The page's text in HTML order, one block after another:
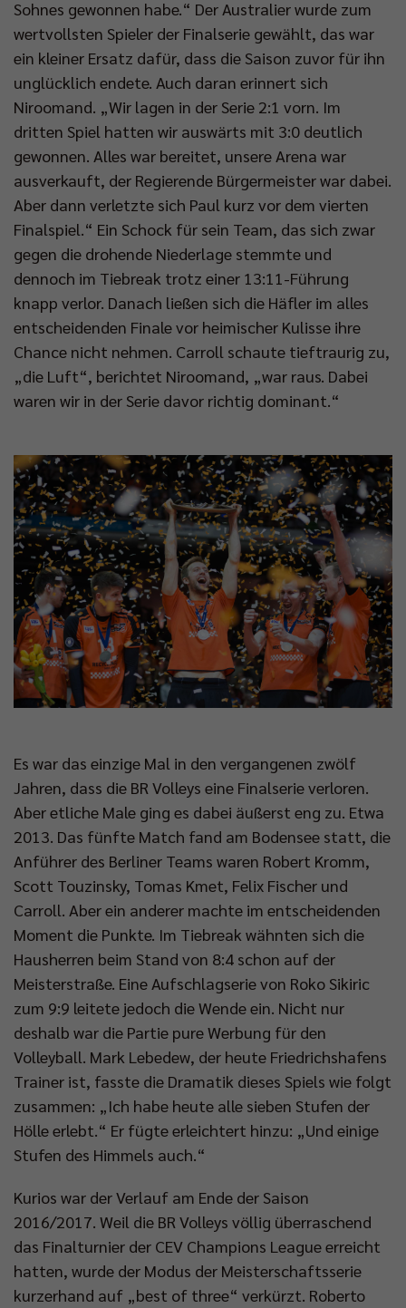
Sohnes gewonnen habe.“ Der Australier wurde zum
wertvollsten Spieler der Finalserie gewählt, das war
ein kleiner Ersatz dafür, dass die Saison zuvor für ihn
unglücklich endete. Auch daran erinnert sich
Niroomand. „Wir lagen in der Serie 2:1 vorn. Im
dritten Spiel hatten wir auswärts mit 3:0 deutlich
gewonnen. Alles war bereitet, unsere Arena war
ausverkauft, der Regierende Bürgermeister war dabei.
Aber dann verletzte sich Paul kurz vor dem vierten
Finalspiel.“ Ein Schock für sein Team, das sich zwar
gegen die drohende Niederlage stemmte und
dennoch im Tiebreak trotz einer 13:11-Führung
knapp verlor. Danach ließen sich die Häfler im alles
entscheidenden Finale vor heimischer Kulisse ihre
Chance nicht nehmen. Carroll schaute tieftraurig zu,
„die Luft“, berichtet Niroomand, „war raus. Dabei
waren wir in der Serie davor richtig dominant.“
Es war das einzige Mal in den vergangenen zwölf
Jahren, dass die BR Volleys eine Finalserie verloren.
Aber etliche Male ging es dabei äußerst eng zu. Etwa
2013. Das fünfte Match fand am Bodensee statt, die
Anführer des Berliner Teams waren Robert Kromm,
Scott Touzinsky, Tomas Kmet, Felix Fischer und
Carroll. Aber ein anderer machte im entscheidenden
Moment die Punkte. Im Tiebreak wähnten sich die
Hausherren beim Stand von 8:4 schon auf der
Meisterstraße. Eine Aufschlagserie von Roko Sikiric
zum 9:9 leitete jedoch die Wende ein. Nicht nur
deshalb war die Partie pure Werbung für den
Volleyball. Mark Lebedew, der heute Friedrichshafens
Trainer ist, fasste die Dramatik dieses Spiels wie folgt
zusammen: „Ich habe heute alle sieben Stufen der
Hölle erlebt.“ Er fügte erleichtert hinzu: „Und einige
Stufen des Himmels auch.“
Kurios war der Verlauf am Ende der Saison
2016/2017. Weil die BR Volleys völlig überraschend
das Finalturnier der CEV Champions League erreicht
hatten, wurde der Modus der Meisterschaftsserie
kurzerhand auf „best of three“ verkürzt. Roberto